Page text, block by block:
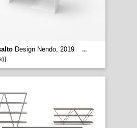
Design Nendo, 2019
...